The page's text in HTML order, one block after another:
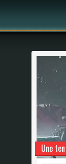
Une